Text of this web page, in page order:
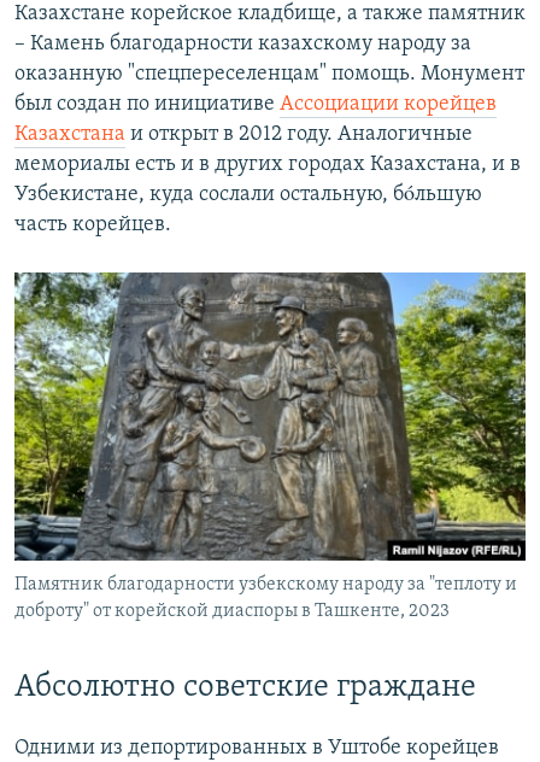
Казахстане корейское кладбище, а также памятник
– Камень благодарности казахскому народу за
оказанную "спецпереселенцам" помощь. Монумент
был создан по инициативе Ассоциации корейцев
Казахстана и открыт в 2012 году. Аналогичные
мемориалы есть и в других городах Казахстана, и в
Узбекистане, куда сослали остальную, бóльшую
часть корейцев.
Памятник благодарности узбекскому народу за "теплоту и
доброту" от корейской диаспоры в Ташкенте, 2023
Абсолютно советские граждане
Одними из депортированных в Уштобе корейцев